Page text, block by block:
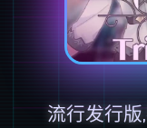
流行发行